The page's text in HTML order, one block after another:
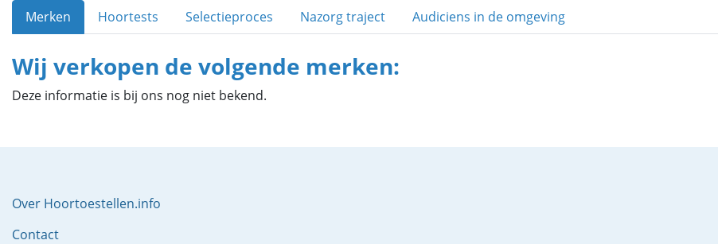
Merken Hoortests Selectieproces Nazorg traject Audiciens in de omgeving
Wij verkopen de volgende merken:
Deze informatie is bij ons nog niet bekend.
Over Hoortoestellen.info
Contact